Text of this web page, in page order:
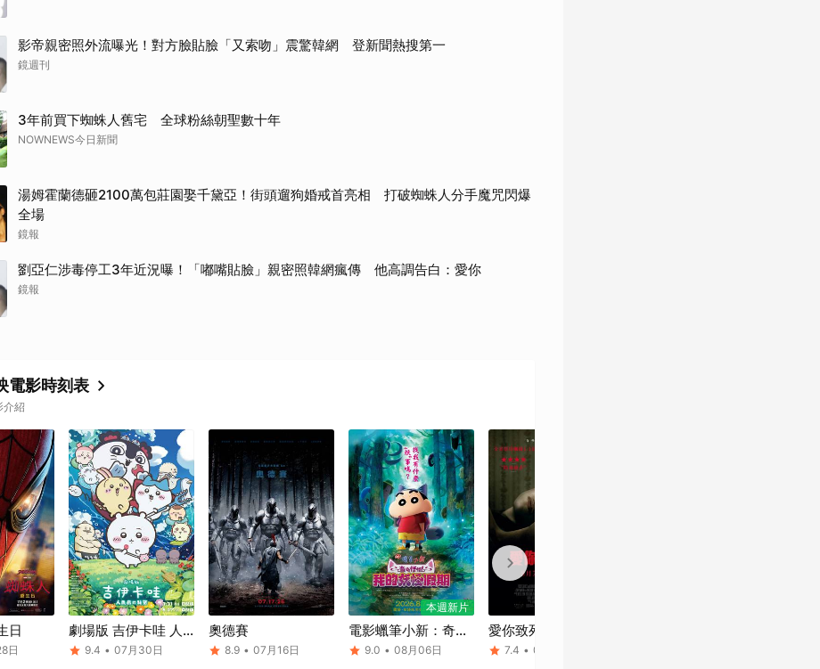
人》（2016）
情》（2004）
貼文分享）
《全面啟動》
《敦克爾克大行動》
（2017）
影帝親密照外流曝光！對方臉貼臉「又索吻」震驚韓網 登新聞熱搜第一
鏡週刊
3年前買下蜘蛛人舊宅 全球粉絲朝聖數十年
NOWNEWS今日新聞
湯姆霍蘭德砸2100萬包莊園娶千黛亞！街頭遛狗婚戒首亮相 打破蜘蛛人分手魔咒閃爆
全場
鏡報
劉亞仁涉毒停工3年近況曝！「嘟嘴貼臉」親密照韓網瘋傳 他高調告白：愛你
鏡報
電影時刻表
介紹
日
日
劇場版 吉伊卡哇 人
魚島的秘密
9.4 • 07月30日
奧德賽
8.9 • 07月16日
本週新片
電影蠟筆小新：奇奇
怪怪！我的妖怪假期
9.0 • 08月06日
愛你致死不渝
7.4 • 08月06日